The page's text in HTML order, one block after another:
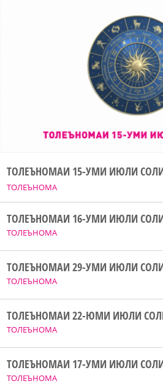
ТОЛЕЪНОМА
ТОЛЕЪНОМАИ 15-УМИ ИЮЛИ СОЛИ
ТОЛЕЪНОМА
ТОЛЕЪНОМАИ 16-УМИ ИЮЛИ СОЛИ
ТОЛЕЪНОМА
ТОЛЕЪНОМАИ 29-УМИ ИЮЛИ СОЛИ
ТОЛЕЪНОМА
ТОЛЕЪНОМАИ 22-ЮМИ ИЮЛИ
ТОЛЕЪНОМА
ТОЛЕЪНОМАИ 17-УМИ ИЮЛИ СОЛИ